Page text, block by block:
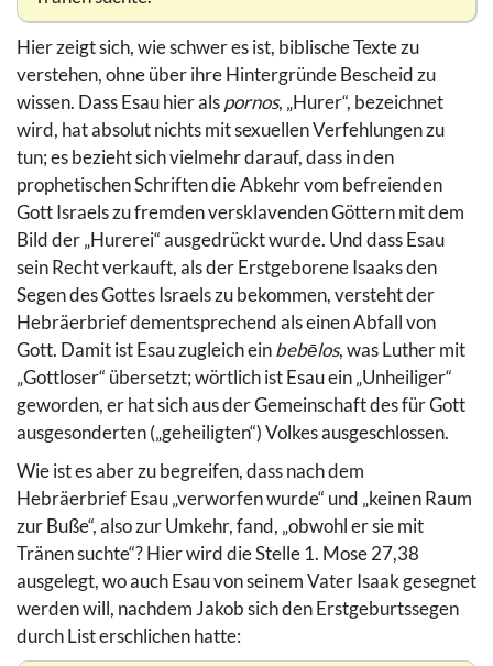
Hier zeigt sich, wie schwer es ist, biblische Texte zu
verstehen, ohne über ihre Hintergründe Bescheid zu
wissen. Dass Esau hier alspornos, „Hurer“, bezeichnet
wird, hat absolut nichts mit sexuellen Verfehlungen zu
tun; es bezieht sich vielmehr darauf, dass in den
prophetischen Schriften die Abkehr vom befreienden
Gott Israels zu fremden versklavenden Göttern mit dem
Bild der „Hurerei“ ausgedrückt wurde. Und dass Esau
sein Recht verkauft, als der Erstgeborene Isaaks den
Segen des Gottes Israels zu bekommen, versteht der
Hebräerbrief dementsprechend als einen Abfall von
Gott. Damit ist Esau zugleich einbebēlos, was Luther mit
„Gottloser“ übersetzt; wörtlich ist Esau ein „Unheiliger“
geworden, er hat sich aus der Gemeinschaft des für Gott
ausgesonderten („geheiligten“) Volkes ausgeschlossen.
Wie ist es aber zu begreifen, dass nach dem
Hebräerbrief Esau „verworfen wurde“ und „keinen Raum
zur Buße“, also zur Umkehr, fand, „obwohl er sie mit
Tränen suchte“? Hier wird die Stelle 1. Mose 27,38
ausgelegt, wo auch Esau von seinem Vater Isaak gesegnet
werden will, nachdem Jakob sich den Erstgeburtssegen
durch List erschlichen hatte: